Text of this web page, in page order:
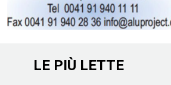
LE PIÙ LETTE